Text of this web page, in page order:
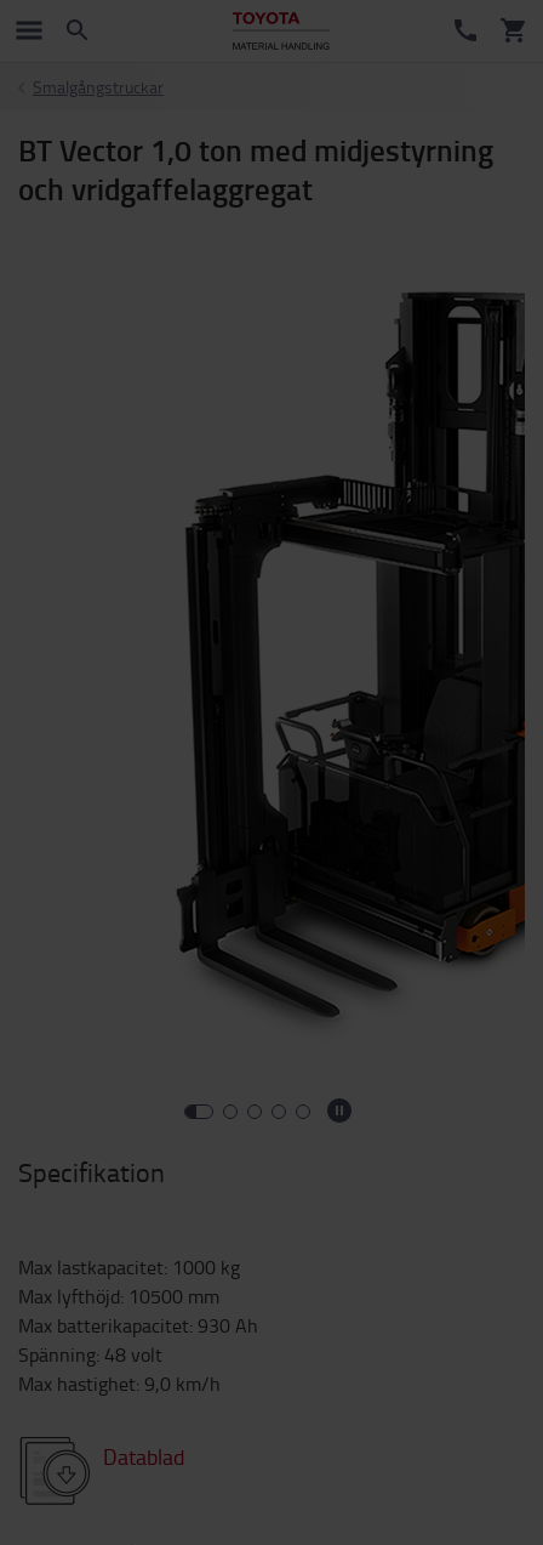
Smalgångstruckar
BT Vector 1,0 ton med midjestyrning
och vridgaffelaggregat
Specifikation
Max lastkapacitet: 1000 kg
Max lyfthöjd: 10500 mm
Max batterikapacitet: 930 Ah
Spänning: 48 volt
Max hastighet: 9,0 km/h
Datablad